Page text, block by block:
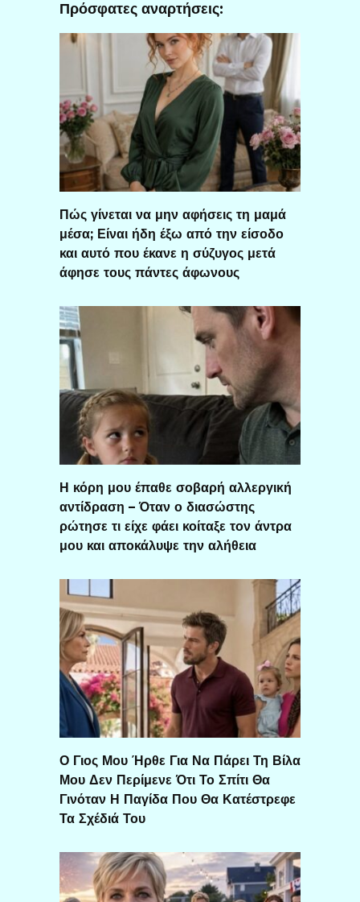
Πρόσφατες αναρτήσεις:
Πώς γίνεται να μην αφήσεις τη μαμά
μέσα; Είναι ήδη έξω από την είσοδο
και αυτό που έκανε η σύζυγος μετά
άφησε τους πάντες άφωνους
Η κόρη μου έπαθε σοβαρή αλλεργική
αντίδραση – Όταν ο διασώστης
ρώτησε τι είχε φάει κοίταξε τον άντρα
μου και αποκάλυψε την αλήθεια
Ο Γιος Μου Ήρθε Για Να Πάρει Τη Βίλα
Μου Δεν Περίμενε Ότι Το Σπίτι Θα
Γινόταν Η Παγίδα Που Θα Κατέστρεφε
Τα Σχέδιά Του